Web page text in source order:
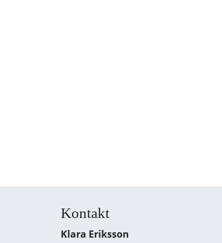
Kontakt
Klara Eriksson